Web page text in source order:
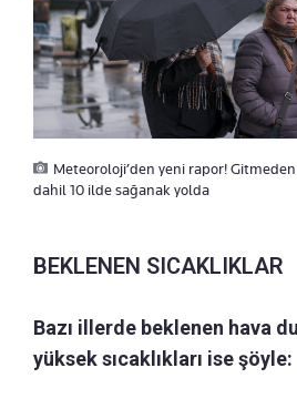
Meteoroloji’den yeni rapor!
dahil 10 ilde sağanak yolda
BEKLENEN SICAKLIKLAR
Bazı illerde beklenen hava
yüksek sıcaklıkları ise şöyle: